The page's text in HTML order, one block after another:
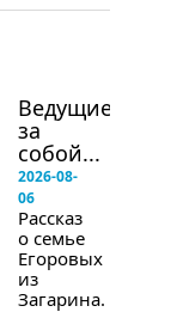
Ведущие
за
собой...
2026-08-
06
Рассказ
о семье
Егоровых
из
Загарина.